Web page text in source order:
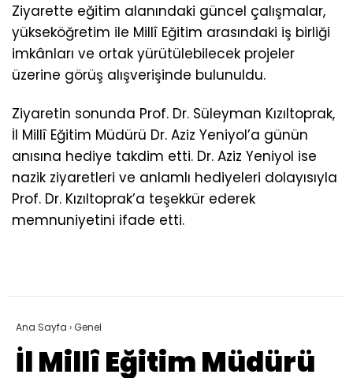
Ziyarette eğitim alanındaki güncel çalışmalar,
yükseköğretim ile Millî Eğitim arasındaki iş birliği
imkânları ve ortak yürütülebilecek projeler
üzerine görüş alışverişinde bulunuldu.
Ziyaretin sonunda Prof. Dr. Süleyman Kızıltoprak,
İl Millî Eğitim Müdürü Dr. Aziz Yeniyol’a günün
anısına hediye takdim etti. Dr. Aziz Yeniyol ise
nazik ziyaretleri ve anlamlı hediyeleri dolayısıyla
Prof. Dr. Kızıltoprak’a teşekkür ederek
memnuniyetini ifade etti.
Ana Sayfa ›Genel
İl Millî Eğitim Müdürü